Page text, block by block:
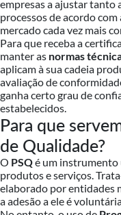
empresas a ajustar tanto
processos de acordo
mercado cada vez mais
Para que receba a
manter as normas
aplicam à sua cadeia
avaliação de
ganha certo grau de
estabelecidos.
Para que
de Qualidade?
O PSQé um instrumento
produtos e serviços.
elaborado por entidades
a adesão a ele é